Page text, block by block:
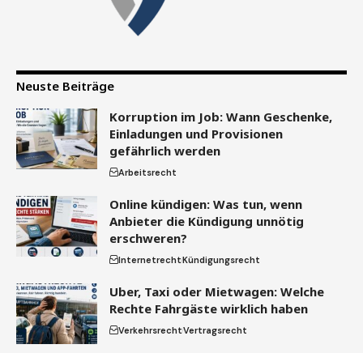
Neuste Beiträge
Korruption im Job: Wann Geschenke,
Einladungen und Provisionen
gefährlich werden
Arbeitsrecht
Online kündigen: Was tun, wenn
Anbieter die Kündigung unnötig
erschweren?
InternetrechtKündigungsrecht
Uber, Taxi oder Mietwagen: Welche
Rechte Fahrgäste wirklich haben
VerkehrsrechtVertragsrecht